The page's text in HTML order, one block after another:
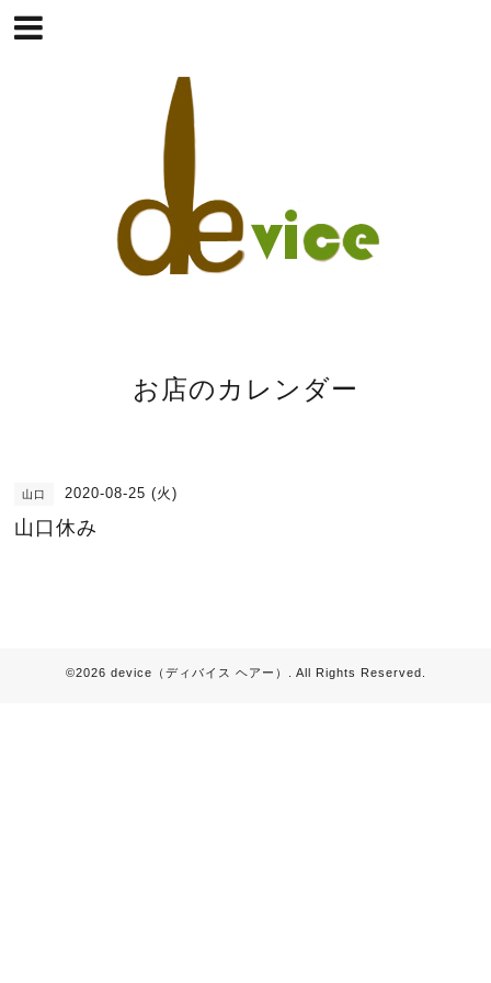
お店のカレンダー
山口 2020-08-25 (火)
山口休み
©2026 device（ディバイス ヘアー） . All Rights Reserved.